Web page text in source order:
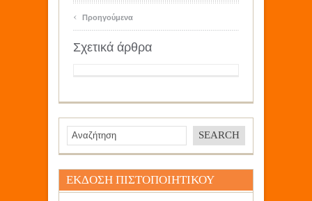
‹ Προηγούμενα
Σχετικά άρθρα
ΕΚΔΟΣΗ ΠΙΣΤΟΠΟΙΗΤΙΚΟΥ